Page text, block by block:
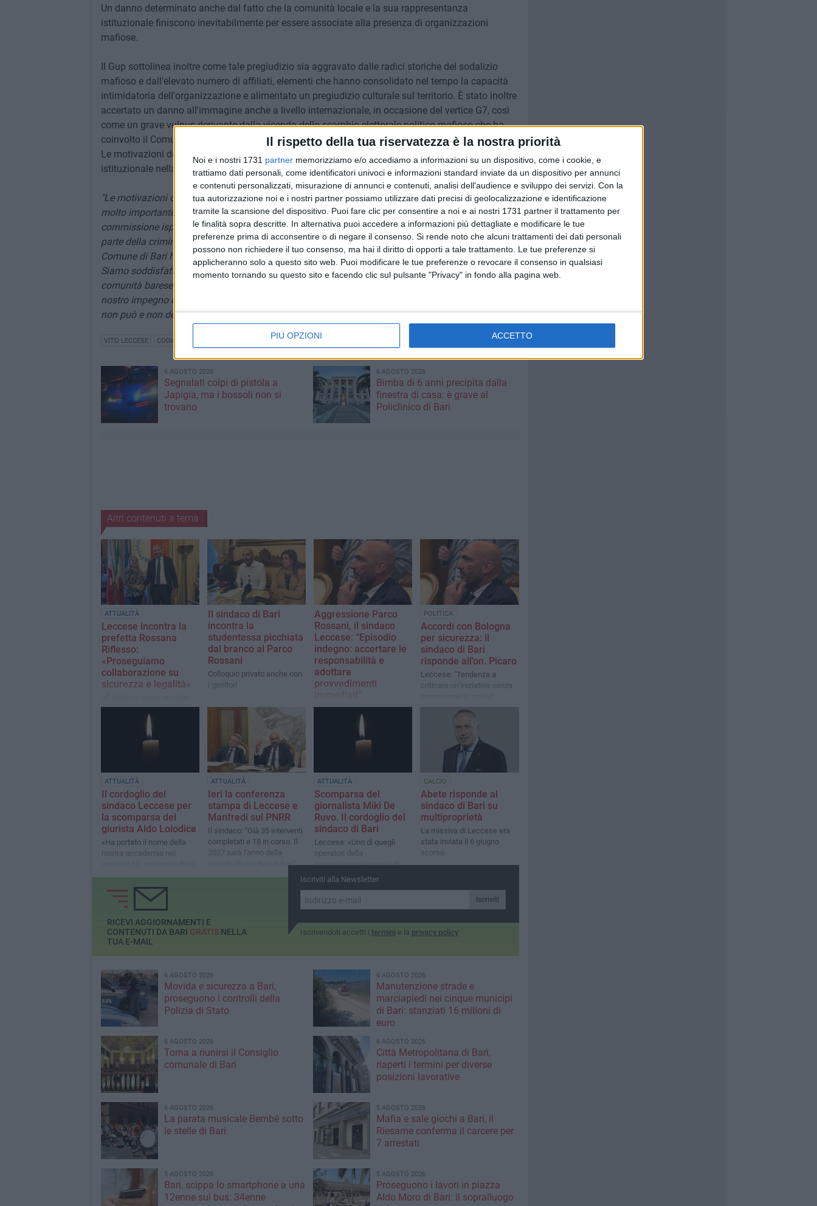
Il rispetto della tua riservatezza è la nostra priorità
Noi e i nostri 1731 partner memorizziamo e/o accediamo a informazioni su un dispositivo, come i cookie, e
trattiamo dati personali, come identificatori univoci e informazioni standard inviate da un dispositivo per annunci
e contenuti personalizzati, misurazione di annunci e contenuti, analisi dell'audience e sviluppo dei servizi. Con la
tua autorizzazione noi e i nostri partner possiamo utilizzare dati precisi di geolocalizzazione e identificazione
tramite la scansione del dispositivo. Puoi fare clic per consentire a noi e ai nostri 1731 partner il trattamento per
le finalità sopra descritte. In alternativa puoi accedere a informazioni più dettagliate e modificare le tue
preferenze prima di acconsentire o di negare il consenso. Si rende noto che alcuni trattamenti dei dati personali
possono non richiedere il tuo consenso, ma hai il diritto di opporti a tale trattamento. Le tue preferenze si
applicheranno solo a questo sito web. Puoi modificare le tue preferenze o revocare il consenso in qualsiasi
momento tornando su questo sito e facendo clic sul pulsante "Privacy" in fondo alla pagina web.
PIÙ OPZIONI ACCETTO
Un danno determinato anche dal fatto che la comunità locale e la sua rappresentanza
istituzionale finiscono inevitabilmente per essere associate alla presenza di organizzazioni
mafiose.
Il Gup sottolinea inoltre come tale pregiudizio sia aggravato dalle radici storiche del sodalizio
mafioso e dall'elevato numero di affiliati, elementi che hanno consolidato nel tempo la capacità
intimidatoria dell'organizzazione e alimentato un pregiudizio culturale sul territorio. È stato inoltre
accertato un danno all'immagine anche a livello internazionale, in occasione del vertice G7, così
come un grave vulnus derivante dalla vicenda dello scambio elettorale politico-mafioso che ha
coinvolto il Comune di Bari, incidendo sulla fiducia dei cittadini nelle istituzioni.
Le motivazioni depositate rappresentano un riconoscimento della fondatezza dell'azione
istituzionale nella lotta alle mafie e della gravità dei danni subiti dal territorio.
"Le motivazioni della sentenza- dichiara il sindaco di BariVito Leccese-segnano un passaggio
molto importante per la nostra città. Finalmente viene ribadito con chiarezza che, se da un lato la
commissione ispettiva non ha rilevato alcun condizionamento dell'azione amministrativa da
parte della criminalità, dall'altro oggi è lo stesso giudice a riconoscere il danno profondo che il
Comune di Bari ha subito a causa dell'attività mafiosa..
Siamo soddisfatti per un pronunciamento che restituisce verità e dignità alle istituzioni e alla
comunità barese, troppo spesso esposte a narrazioni distorte. Questo riconoscimento rafforza il
nostro impegno quotidiano per la legalità, la trasparenza e la tutela dell'immagine della città, che
non può e non deve essere associata a fenomeni criminali che non la rappresentano".
VITO LECCESE CODICE INTERNO
6 AGOSTO 2026
Segnalati colpi di pistola a
Japigia, ma i bossoli non si
trovano
6 AGOSTO 2026
Bimba di 6 anni precipita dalla
finestra di casa: è grave al
Policlinico di Bari
Altri contenuti a tema
ATTUALITÀ
Leccese incontra la
prefetta ​Rossana
Riflesso:
«Proseguiamo
collaborazione su
sicurezza e legalità»
molto positivo, che ci ha
consentito di confrontarci
interessano la nostra
Il sindaco di Bari
incontra la
studentessa picchiata
dal branco al Parco
Rossani
Colloquio privato anche con
i genitori
Aggressione Parco
Rossani, il sindaco
Leccese: “Episodio
indegno: accertare le
responsabilità e
adottare
provvedimenti
La vittima è una
studentessa universitaria di
POLITICA
Accordi con Bologna
per sicurezza: il
sindaco di Bari
risponde all'on. Picaro
Leccese: "Tendenza a
criticare un’iniziativa senza
ATTUALITÀ
Il cordoglio del
sindaco Leccese ​per
la scomparsa del
giurista Aldo Loiodice
«Ha ​portato il nome della
nostra accademia nei
giurisprudenza»
ATTUALITÀ
Ieri la conferenza
stampa di Leccese e
Manfredi sul PNRR
Il sindaco: "Già 35 interventi
completati e 18 in corso. Il
2027 sarà l'anno della
nascita di una nuova Bari"
ATTUALITÀ
Scomparsa del
giornalista Miki De
Ruvo. Il cordoglio del
sindaco di Bari
Leccese: «Uno di quegli
operatori della
comunicazione capaci di
fare tantissimo anche con
CALCIO
Abete risponde al
sindaco di Bari su
multiproprietà
La missiva di Leccese era
stata inviata il 6 giugno
scorso
Iscriviti alla Newsletter
Iscriviti
Iscrivendoti accetti i termini e la privacy policy
RICEVI AGGIORNAMENTI E
CONTENUTI DA BARI GRATISNELLA
TUA E-MAIL
6 AGOSTO 2026
Movida e sicurezza a Bari,
proseguono i controlli della
Polizia di Stato
6 AGOSTO 2026
Manutenzione strade e
marciapiedi nei cinque municipi
di Bari: stanziati 16 milioni di
euro
6 AGOSTO 2026
Torna a riunirsi il Consiglio
comunale di Bari
6 AGOSTO 2026
Città Metropolitana di Bari,
riaperti i termini per diverse
posizioni lavorative
6 AGOSTO 2026
La parata musicale Bembé sotto
le stelle di Bari
5 AGOSTO 2026
Mafia e sale giochi a Bari, il
Riesame conferma il carcere per
7 arrestati
5 AGOSTO 2026
Bari, scippa lo smartphone a una
12enne sul bus: 34enne
5 AGOSTO 2026
Proseguono i lavori in piazza
Aldo Moro di Bari: il sopralluogo